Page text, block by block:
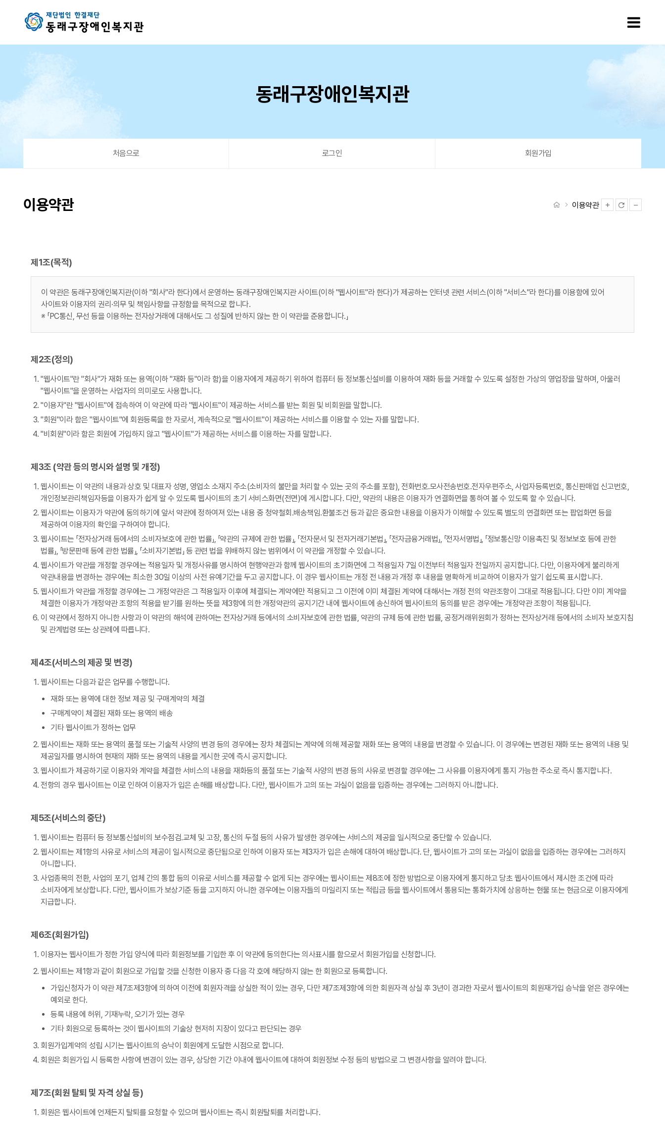
동래구장애인복지관
처음으로 로그인 회원가입
이용약관 처음으로
이용약관
제1조(목적)
이 약관은 동래구장애인복지관(이하 "회사"라 한다)에서 운영하는 동래구장애인복지관 사이트(이하 "웹사이트"라 한다)가 제공하는 인터넷 관련 서비스(이하 "서비스"라 한다)를 이용함에 있어
사이트와 이용자의 권리·의무 및 책임사항을 규정함을 목적으로 합니다.
※ 「PC통신, 무선 등을 이용하는 전자상거래에 대해서도 그 성질에 반하지 않는 한 이 약관을 준용합니다.」
제2조(정의)
"웹사이트"란 "회사"가 재화 또는 용역(이하 "재화 등"이라 함)을 이용자에게 제공하기 위하여 컴퓨터 등 정보통신설비를 이용하여 재화 등을 거래할 수 있도록 설정한 가상의 영업장을 말하며, 아울러
"웹사이트"을 운영하는 사업자의 의미로도 사용합니다.
"이용자"란 "웹사이트"에 접속하여 이 약관에 따라 "웹사이트"이 제공하는 서비스를 받는 회원 및 비회원을 말합니다.
"회원"이라 함은 "웹사이트"에 회원등록을 한 자로서, 계속적으로 "웹사이트"이 제공하는 서비스를 이용할 수 있는 자를 말합니다.
"비회원"이라 함은 회원에 가입하지 않고 "웹사이트"가 제공하는 서비스를 이용하는 자를 말합니다.
제3조 (약관 등의 명시와 설명 및 개정)
웹사이트는 이 약관의 내용과 상호 및 대표자 성명, 영업소 소재지 주소(소비자의 불만을 처리할 수 있는 곳의 주소를 포함), 전화번호․모사전송번호․전자우편주소, 사업자등록번호, 통신판매업 신고번호,
개인정보관리책임자등을 이용자가 쉽게 알 수 있도록 웹사이트의 초기 서비스화면(전면)에 게시합니다. 다만, 약관의 내용은 이용자가 연결화면을 통하여 볼 수 있도록 할 수 있습니다.
웹사이트는 이용자가 약관에 동의하기에 앞서 약관에 정하여져 있는 내용 중 청약철회․배송책임․환불조건 등과 같은 중요한 내용을 이용자가 이해할 수 있도록 별도의 연결화면 또는 팝업화면 등을
제공하여 이용자의 확인을 구하여야 합니다.
웹사이트는 「전자상거래 등에서의 소비자보호에 관한 법률」, 「약관의 규제에 관한 법률」, 「전자문서 및 전자거래기본법」, 「전자금융거래법」, 「전자서명법」, 「정보통신망 이용촉진 및 정보보호 등에 관한
법률」, 「방문판매 등에 관한 법률」, 「소비자기본법」 등 관련 법을 위배하지 않는 범위에서 이 약관을 개정할 수 있습니다.
웹사이트가 약관을 개정할 경우에는 적용일자 및 개정사유를 명시하여 현행약관과 함께 웹사이트의 초기화면에 그 적용일자 7일 이전부터 적용일자 전일까지 공지합니다. 다만, 이용자에게 불리하게
약관내용을 변경하는 경우에는 최소한 30일 이상의 사전 유예기간을 두고 공지합니다. 이 경우 웹사이트는 개정 전 내용과 개정 후 내용을 명확하게 비교하여 이용자가 알기 쉽도록 표시합니다.
웹사이트가 약관을 개정할 경우에는 그 개정약관은 그 적용일자 이후에 체결되는 계약에만 적용되고 그 이전에 이미 체결된 계약에 대해서는 개정 전의 약관조항이 그대로 적용됩니다. 다만 이미 계약을
체결한 이용자가 개정약관 조항의 적용을 받기를 원하는 뜻을 제3항에 의한 개정약관의 공지기간 내에 웹사이트에 송신하여 웹사이트의 동의를 받은 경우에는 개정약관 조항이 적용됩니다.
이 약관에서 정하지 아니한 사항과 이 약관의 해석에 관하여는 전자상거래 등에서의 소비자보호에 관한 법률, 약관의 규제 등에 관한 법률, 공정거래위원회가 정하는 전자상거래 등에서의 소비자 보호지침
및 관계법령 또는 상관례에 따릅니다.
제4조(서비스의 제공 및 변경)
웹사이트는 다음과 같은 업무를 수행합니다.
재화 또는 용역에 대한 정보 제공 및 구매계약의 체결
구매계약이 체결된 재화 또는 용역의 배송
기타 웹사이트가 정하는 업무
웹사이트는 재화 또는 용역의 품절 또는 기술적 사양의 변경 등의 경우에는 장차 체결되는 계약에 의해 제공할 재화 또는 용역의 내용을 변경할 수 있습니다. 이 경우에는 변경된 재화 또는 용역의 내용 및
제공일자를 명시하여 현재의 재화 또는 용역의 내용을 게시한 곳에 즉시 공지합니다.
웹사이트가 제공하기로 이용자와 계약을 체결한 서비스의 내용을 재화등의 품절 또는 기술적 사양의 변경 등의 사유로 변경할 경우에는 그 사유를 이용자에게 통지 가능한 주소로 즉시 통지합니다.
전항의 경우 웹사이트는 이로 인하여 이용자가 입은 손해를 배상합니다. 다만, 웹사이트가 고의 또는 과실이 없음을 입증하는 경우에는 그러하지 아니합니다.
제5조(서비스의 중단)
웹사이트는 컴퓨터 등 정보통신설비의 보수점검․교체 및 고장, 통신의 두절 등의 사유가 발생한 경우에는 서비스의 제공을 일시적으로 중단할 수 있습니다.
웹사이트는 제1항의 사유로 서비스의 제공이 일시적으로 중단됨으로 인하여 이용자 또는 제3자가 입은 손해에 대하여 배상합니다. 단, 웹사이트가 고의 또는 과실이 없음을 입증하는 경우에는 그러하지
아니합니다.
사업종목의 전환, 사업의 포기, 업체 간의 통합 등의 이유로 서비스를 제공할 수 없게 되는 경우에는 웹사이트는 제8조에 정한 방법으로 이용자에게 통지하고 당초 웹사이트에서 제시한 조건에 따라
소비자에게 보상합니다. 다만, 웹사이트가 보상기준 등을 고지하지 아니한 경우에는 이용자들의 마일리지 또는 적립금 등을 웹사이트에서 통용되는 통화가치에 상응하는 현물 또는 현금으로 이용자에게
지급합니다.
제6조(회원가입)
이용자는 웹사이트가 정한 가입 양식에 따라 회원정보를 기입한 후 이 약관에 동의한다는 의사표시를 함으로서 회원가입을 신청합니다.
웹사이트는 제1항과 같이 회원으로 가입할 것을 신청한 이용자 중 다음 각 호에 해당하지 않는 한 회원으로 등록합니다.
가입신청자가 이 약관 제7조제3항에 의하여 이전에 회원자격을 상실한 적이 있는 경우, 다만 제7조제3항에 의한 회원자격 상실 후 3년이 경과한 자로서 웹사이트의 회원재가입 승낙을 얻은 경우에는
예외로 한다.
등록 내용에 허위, 기재누락, 오기가 있는 경우
기타 회원으로 등록하는 것이 웹사이트의 기술상 현저히 지장이 있다고 판단되는 경우
회원가입계약의 성립 시기는 웹사이트의 승낙이 회원에게 도달한 시점으로 합니다.
회원은 회원가입 시 등록한 사항에 변경이 있는 경우, 상당한 기간 이내에 웹사이트에 대하여 회원정보 수정 등의 방법으로 그 변경사항을 알려야 합니다.
제7조(회원 탈퇴 및 자격 상실 등)
회원은 웹사이트에 언제든지 탈퇴를 요청할 수 있으며 웹사이트는 즉시 회원탈퇴를 처리합니다.